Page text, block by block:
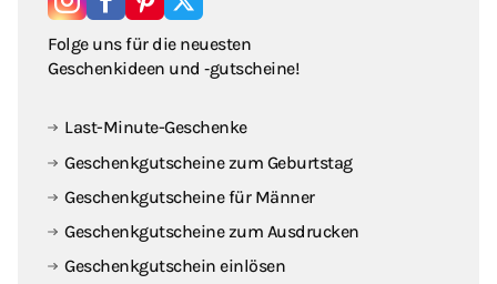
Folge uns für die neuesten
Geschenkideen und ‑gutscheine!
Last-Minute-Geschenke
Geschenkgutscheine zum Geburtstag
Geschenkgutscheine für Männer
Geschenkgutscheine zum Ausdrucken
Geschenkgutschein einlösen